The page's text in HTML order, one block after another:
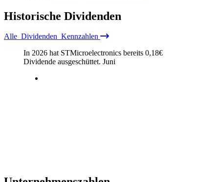
Historische Dividenden
Alle Dividenden Kennzahlen
In 2026 hat STMicroelectronics bereits 0,18€
Dividende ausgeschüttet. Juni